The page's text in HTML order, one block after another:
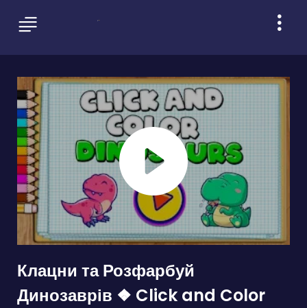
Клацни та Розфарбуй
Динозаврів ❖ Click and Color